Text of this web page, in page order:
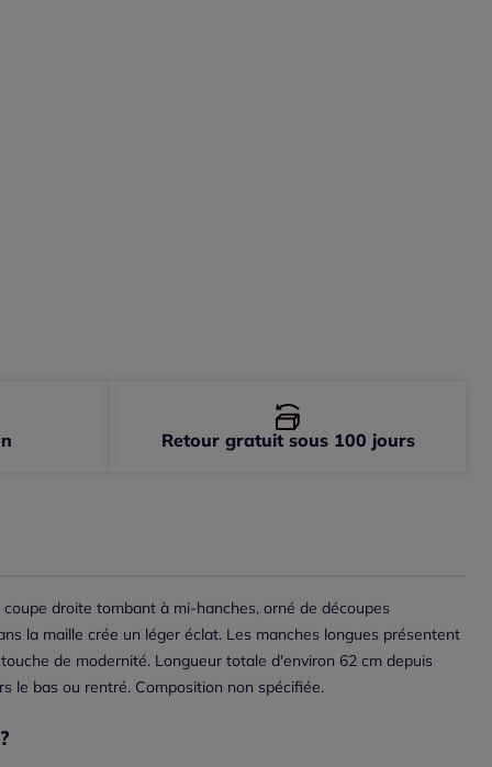
droite tombant à mi-hanches, orné de découpes
la maille crée un léger éclat. Les manches longues présentent
de modernité. Longueur totale d'environ 62 cm depuis
le bas ou rentré. Composition non spécifiée.
Retour gratuit sous 100 jours